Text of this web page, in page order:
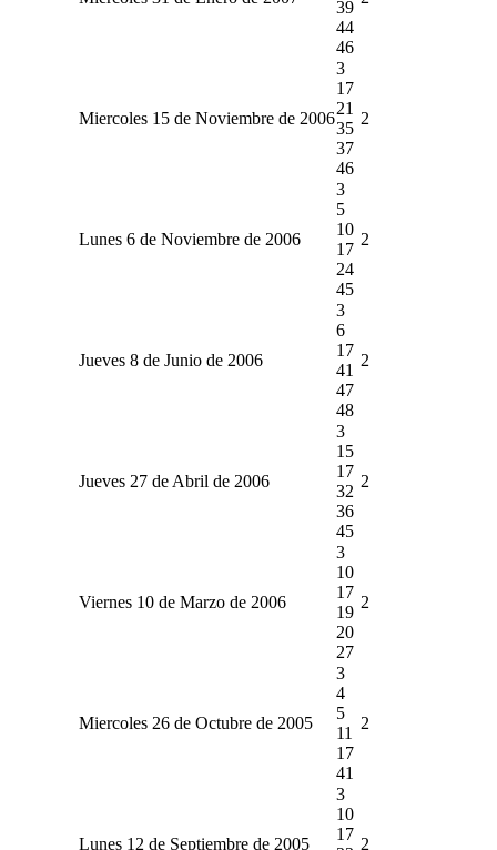
39
44
46
Miercoles 15 de Noviembre de 2006
3
17
21
35
37
46
2
Lunes 6 de Noviembre de 2006
3
5
10
17
24
45
2
Jueves 8 de Junio de 2006
3
6
17
41
47
48
2
Jueves 27 de Abril de 2006
3
15
17
32
36
45
2
Viernes 10 de Marzo de 2006
3
10
17
19
20
27
2
Miercoles 26 de Octubre de 2005
3
4
5
11
17
41
2
Lunes 12 de Septiembre de 2005
3
10
17
2